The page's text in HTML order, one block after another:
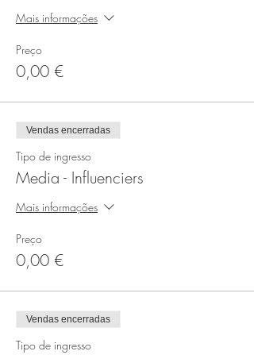
Mais informações
Preço
0,00 €
Vendas encerradas
Tipo de ingresso
Media - Influenciers
Mais informações
Preço
0,00 €
Vendas encerradas
Tipo de ingresso